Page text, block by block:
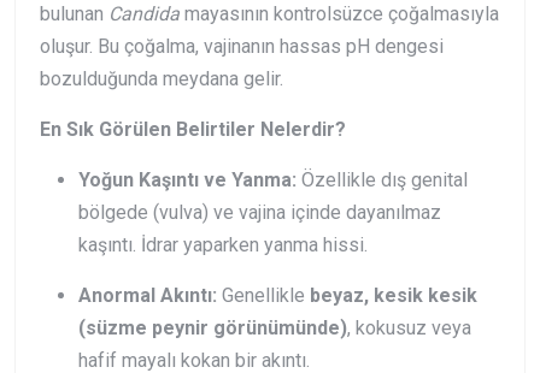
bulunan Candida mayasının kontrolsüzce çoğalmasıyla
oluşur. Bu çoğalma, vajinanın hassas pH dengesi
bozulduğunda meydana gelir.
En Sık Görülen Belirtiler Nelerdir?
Yoğun Kaşıntı ve Yanma: Özellikle dış genital
bölgede (vulva) ve vajina içinde dayanılmaz
kaşıntı. İdrar yaparken yanma hissi.
Anormal Akıntı: Genellikle beyaz, kesik kesik
(süzme peynir görünümünde), kokusuz veya
hafif mayalı kokan bir akıntı.